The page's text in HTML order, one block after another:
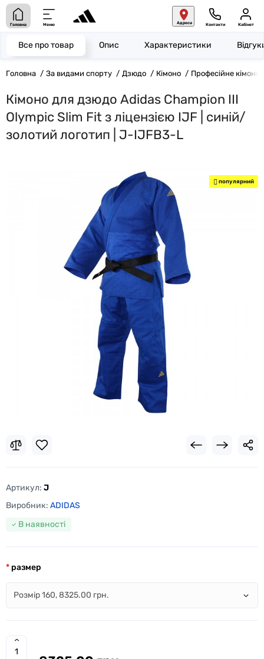
Головна Меню Адреса Контакти Кабінет
Головна За видами спорту Дзюдо Кімоно Професійне кімоно
Кімоно для дзюдо Adidas Champion III
Olympic Slim Fit з ліцензією IJF | синій/
золотий логотип | J-IJFB3-L
Все про товар Опис Характеристики
популярний
Артикул: J
Виробник: ADIDAS
В наявності
размер